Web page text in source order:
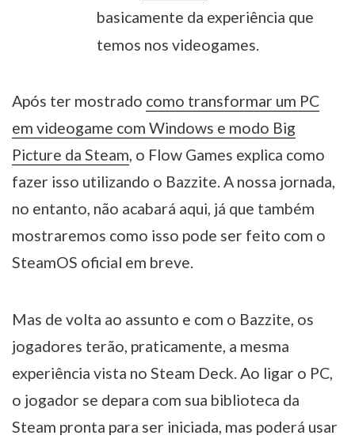
basicamente da experiência que
temos nos videogames.
Após ter mostrado como transformar um PC
em videogame com Windows e modo Big
Picture da Steam, o Flow Games explica como
fazer isso utilizando o Bazzite. A nossa jornada,
no entanto, não acabará aqui, já que também
mostraremos como isso pode ser feito com o
SteamOS oficial em breve.
Mas de volta ao assunto e com o Bazzite, os
jogadores terão, praticamente, a mesma
experiência vista no Steam Deck. Ao ligar o PC,
o jogador se depara com sua biblioteca da
Steam pronta para ser iniciada, mas poderá usar